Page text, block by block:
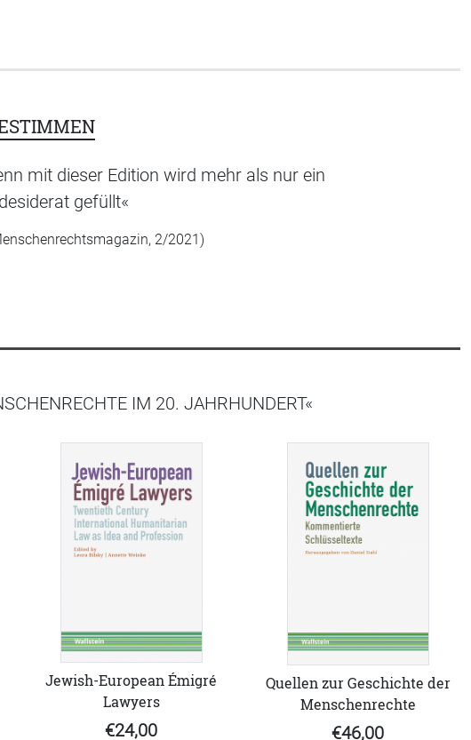
mit dieser Edition wird mehr als nur ein
gefüllt«
2/2021)
IM 20. JAHRHUNDERT«
Jewish-European Émigré
Lawyers
€24,00
Quellen zur Geschichte der
Menschenrechte
€46,00